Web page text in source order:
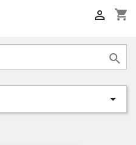
shopping_cart


